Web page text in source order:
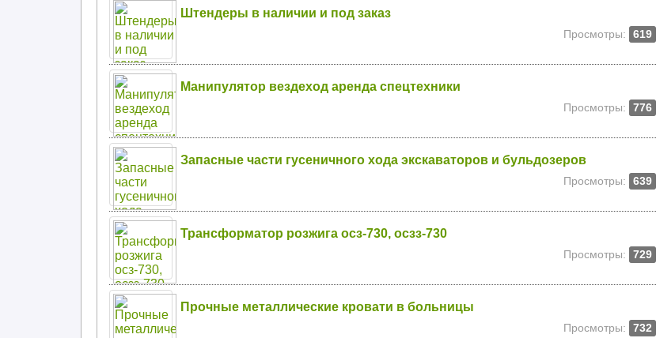
Штендеры в наличии и под заказ
Просмотры: 619
Манипулятор вездеход аренда спецтехники
Просмотры: 776
Запасные части гусеничного хода экскаваторов и бульдозеров
Просмотры: 639
Трансформатор розжига осз-730, осзз-730
Просмотры: 729
Прочные металлические кровати в больницы
Просмотры: 732